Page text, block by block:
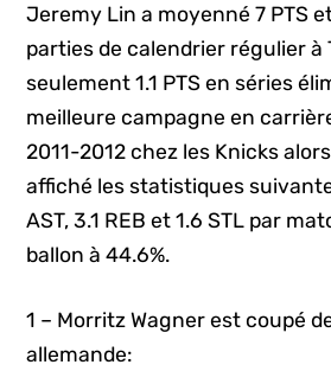
Jeremy Lin a moyenné 7 PTS
parties de calendrier régulier à
seulement 1.1 PTS en séries
meilleure campagne en
2011-2012 chez les Knicks
affiché les statistiques
AST, 3.1 REB et 1.6 STL par
ballon à 44.6%.
1 – Morritz Wagner est coupé
allemande: